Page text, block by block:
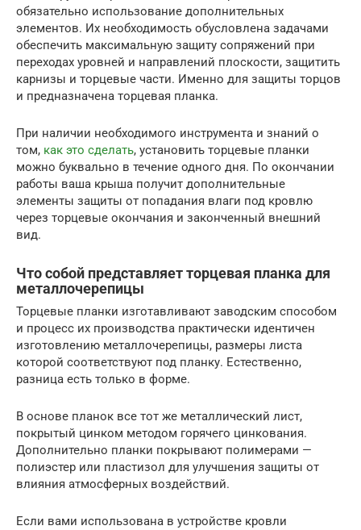
обязательно использование дополнительных
элементов. Их необходимость обусловлена задачами
обеспечить максимальную защиту сопряжений при
переходах уровней и направлений плоскости, защитить
карнизы и торцевые части. Именно для защиты торцов
и предназначена торцевая планка.
При наличии необходимого инструмента и знаний о
том, как это сделать, установить торцевые планки
можно буквально в течение одного дня. По окончании
работы ваша крыша получит дополнительные
элементы защиты от попадания влаги под кровлю
через торцевые окончания и законченный внешний
вид.
Что собой представляет торцевая планка для
металлочерепицы
Торцевые планки изготавливают заводским способом
и процесс их производства практически идентичен
изготовлению металлочерепицы, размеры листа
которой соответствуют под планку. Естественно,
разница есть только в форме.
В основе планок все тот же металлический лист,
покрытый цинком методом горячего цинкования.
Дополнительно планки покрывают полимерами —
полиэстер или пластизол для улучшения защиты от
влияния атмосферных воздействий.
Если вами использована в устройстве кровли